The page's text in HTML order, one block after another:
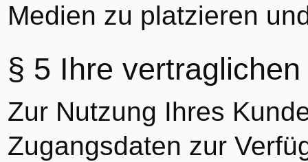
Medien zu platzieren
Ihre
Zur Nutzung Ihres
Zugangsdaten zur